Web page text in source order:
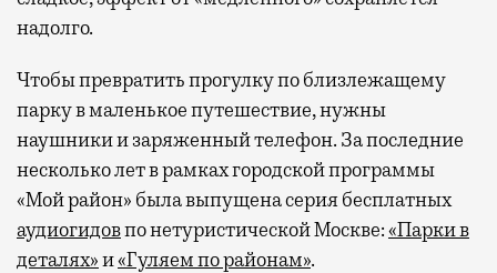
надолго.
Чтобы превратить прогулку по близлежащему
парку в маленькое путешествие, нужны
наушники и заряженный телефон. За последние
несколько лет в рамках городской программы
«Мой район» была выпущена серия бесплатных
аудиогидовпо нетуристической Москве:«Парки в
деталях»и«Гуляем по районам».